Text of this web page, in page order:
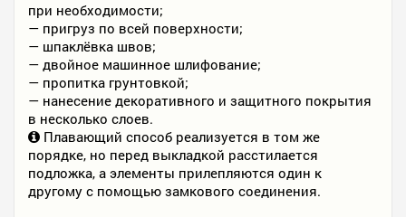
при необходимости;
— пригруз по всей поверхности;
— шпаклёвка швов;
— двойное машинное шлифование;
— пропитка грунтовкой;
— нанесение декоративного и защитного покрытия
в несколько слоев.
Плавающий способ реализуется в том же
порядке, но перед выкладкой расстилается
подложка, а элементы прилепляются один к
другому с помощью замкового соединения.